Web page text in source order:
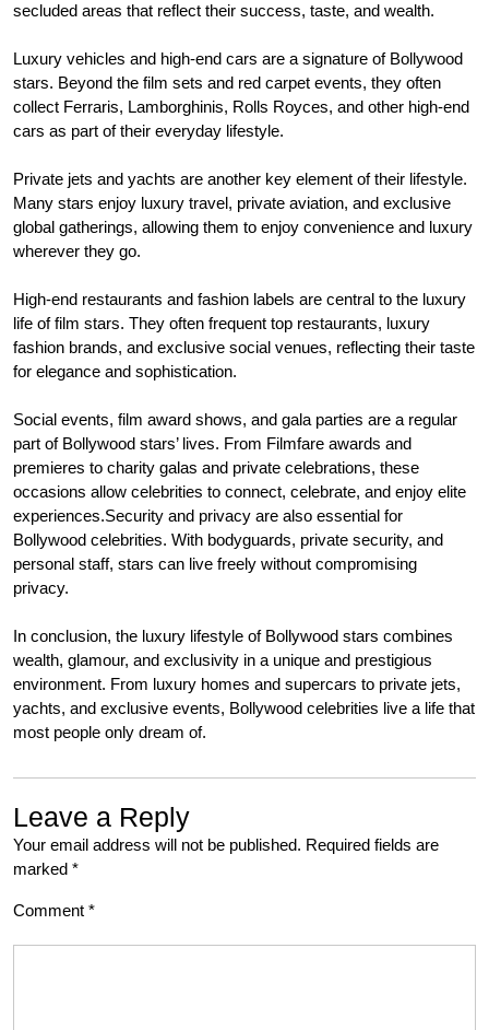
secluded areas that reflect their success, taste, and wealth.
Luxury vehicles and high-end cars are a signature of Bollywood
stars. Beyond the film sets and red carpet events, they often
collect Ferraris, Lamborghinis, Rolls Royces, and other high-end
cars as part of their everyday lifestyle.
Private jets and yachts are another key element of their lifestyle.
Many stars enjoy luxury travel, private aviation, and exclusive
global gatherings, allowing them to enjoy convenience and luxury
wherever they go.
High-end restaurants and fashion labels are central to the luxury
life of film stars. They often frequent top restaurants, luxury
fashion brands, and exclusive social venues, reflecting their taste
for elegance and sophistication.
Social events, film award shows, and gala parties are a regular
part of Bollywood stars’ lives. From Filmfare awards and
premieres to charity galas and private celebrations, these
occasions allow celebrities to connect, celebrate, and enjoy elite
experiences.Security and privacy are also essential for
Bollywood celebrities. With bodyguards, private security, and
personal staff, stars can live freely without compromising
privacy.
In conclusion, the luxury lifestyle of Bollywood stars combines
wealth, glamour, and exclusivity in a unique and prestigious
environment. From luxury homes and supercars to private jets,
yachts, and exclusive events, Bollywood celebrities live a life that
most people only dream of.
Leave a Reply
Your email address will not be published. Required fields are
marked *
Comment *